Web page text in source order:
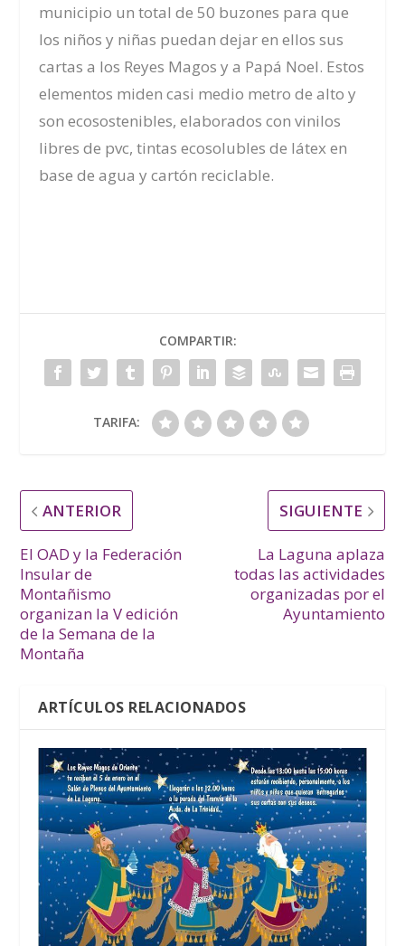
municipio un total de 50 buzones para que
los niños y niñas puedan dejar en ellos sus
cartas a los Reyes Magos y a Papá Noel. Estos
elementos miden casi medio metro de alto y
son ecosostenibles, elaborados con vinilos
libres de pvc, tintas ecosolubles de látex en
base de agua y cartón reciclable.
COMPARTIR:
TARIFA:
ANTERIOR
El OAD y la Federación
Insular de
Montañismo
organizan la V edición
de la Semana de la
Montaña
SIGUIENTE
La Laguna aplaza
todas las actividades
organizadas por el
Ayuntamiento
ARTÍCULOS RELACIONADOS